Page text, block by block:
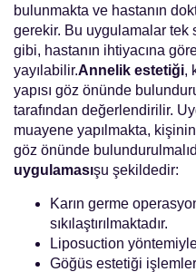
bulunmakta ve hastanın
gerekir. Bu uygulamalar
gibi, hastanın ihtiyacına
yayılabilir.Annelik estetiği,
yapısı göz önünde
tarafından değerlendirilir.
muayene yapılmakta,
göz önünde
uygulamasışu şekildedir:
Karın germe
sıkılaştırılmaktadır.
Liposuction
Göğüs estetiği